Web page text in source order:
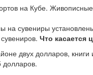
на Кубе.
на сувениры
Что касается
двух долларов,
долларов.